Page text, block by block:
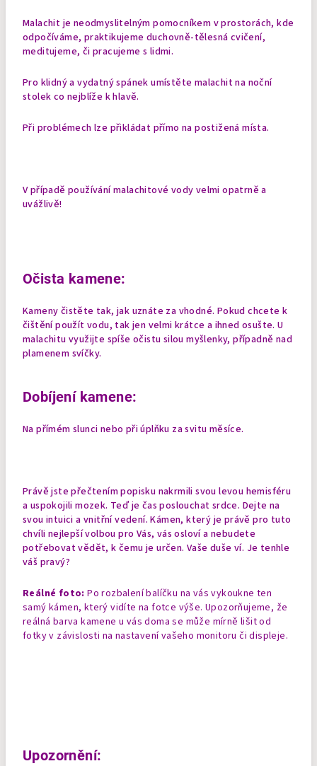
Malachit je neodmyslitelným pomocníkem v prostorách, kde
odpočíváme, praktikujeme duchovně-tělesná cvičení,
meditujeme, či pracujeme s lidmi.
Pro klidný a vydatný spánek umístěte malachit na noční
stolek co nejblíže k hlavě.
Při problémech lze přikládat přímo na postižená místa.
V případě používání malachitové vody velmi opatrně a
uvážlivě!
Očista kamene:
Kameny čistěte tak, jak uznáte za vhodné. Pokud chcete k
čištění použít vodu, tak jen velmi krátce a ihned osušte. U
malachitu využijte spíše očistu silou myšlenky, případně nad
plamenem svíčky.
Dobíjení kamene:
Na přímém slunci nebo při úplňku za svitu měsíce.
Právě jste přečtením popisku nakrmili svou levou hemisféru
a uspokojili mozek. Teď je čas poslouchat srdce. Dejte na
svou intuici a vnitřní vedení. Kámen, který je právě pro tuto
chvíli nejlepší volbou pro Vás, vás osloví a nebudete
potřebovat vědět, k čemu je určen. Vaše duše ví. Je tenhle
váš pravý?
Reálné foto: Po rozbalení balíčku na vás vykoukne ten
samý kámen, který vidíte na fotce výše. Upozorňujeme, že
reálná barva kamene u vás doma se může mírně lišit od
fotky v závislosti na nastavení vašeho monitoru či displeje.
Upozornění: